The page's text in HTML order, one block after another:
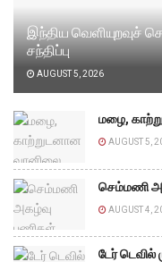
இந்திய வெளியுறவுச்
சந்திப்பு
AUGUST 5, 2026
மழை,
AUGUST 5,
செம்மணி
AUGUST 4,
டேர் டெவில்